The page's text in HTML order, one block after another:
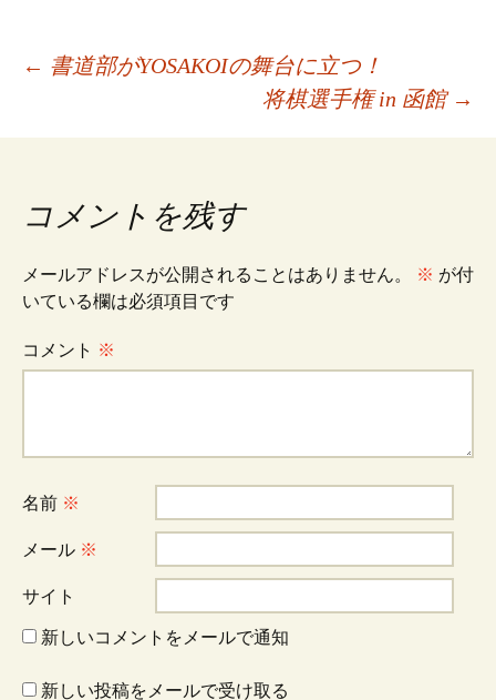
投
稿
ナ
ビ
ゲ
シ
ョ
ン
← 書道部がYOSAKOIの舞台に立つ！
将棋選手権 in 函館 →
コメントを残す
メールアドレスが公開されることはありません。 ※ が付
いている欄は必須項目です
コメント ※
名前 ※
メール ※
サイト
新しいコメントをメールで通知
新しい投稿をメールで受け取る